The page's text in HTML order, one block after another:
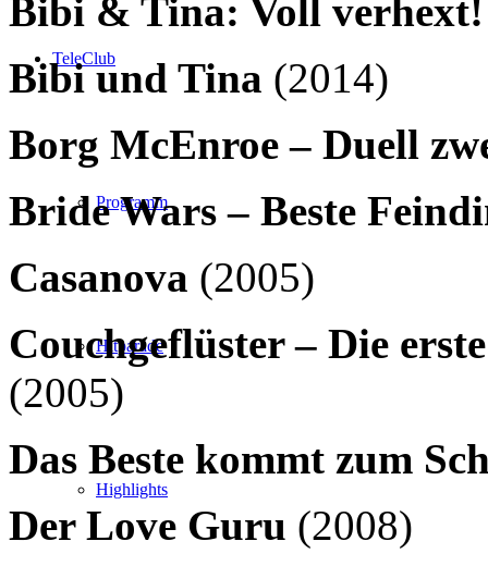
TeleClub
Programm
Hitparade
Highlights
Bibi & Tina: Voll verhext!
Bibi und Tina (2014)
Borg McEnroe – Duell
Bride Wars – Beste
Casanova (2005)
Couchgeflüster – Die
(2005)
Das Beste kommt zum
Der Love Guru (2008)